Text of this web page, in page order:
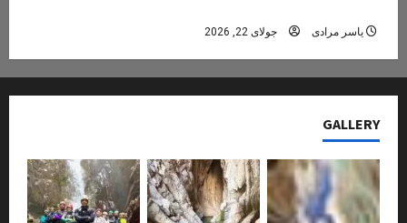
یاسر مرادی جولای 22, 2026
GALLERY